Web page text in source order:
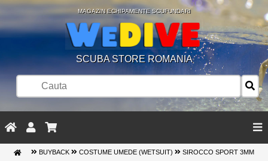
MAGAZIN ECHIPAMENTE SCUFUNDARI
SCUBA STORE ROMANIA
BUYBACK COSTUME UMEDE (WETSUIT) SIROCCO SPORT 3MM